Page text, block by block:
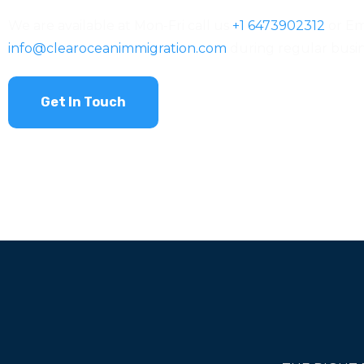
+1 6473902312
info@clearoceanimmigration.com
Get In Touch